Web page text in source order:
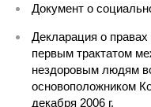
Документ о
Декларация о
первым трактатом
нездоровым людям
основоположником
декабря 2006 г.